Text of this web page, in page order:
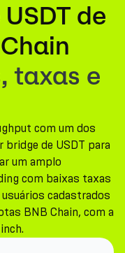
de
taxas e
com um dos
de USDT para
um amplo
com baixas taxas
cadastrados
BNB Chain, com a